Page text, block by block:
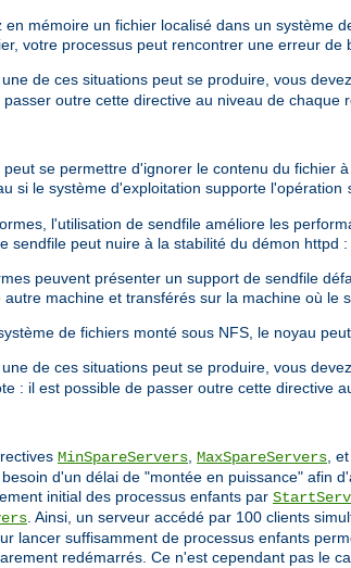
en mémoire un fichier localisé dans un système
votre processus peut rencontrer une erreur
de ces situations peut se produire, vous
outre cette directive au niveau de chaque
peut se permettre d'ignorer le contenu du
si le système d'exploitation supporte l'opération
l'utilisation de sendfile améliore les
sendfile peut nuire à la stabilité du démon httpd :
peuvent présenter un support de sendfile
machine et transférés sur la machine où le
de fichiers monté sous NFS, le noyau
de ces situations peut se produire, vous
: il est possible de passer outre cette directive
MinSpareServers, MaxSpareServers, et
d'un délai de "montée en puissance" afin
initial des processus enfants par
. Ainsi, un serveur accédé par 100 clients
lancer suffisamment de processus enfants
redémarrés. Ce n'est cependant pas le